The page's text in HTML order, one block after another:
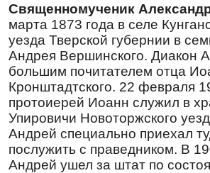
Священномученик
марта 1873 года в селе
уезда Тверской губернии в
Андрея Вершинского. Диакон
большим почитателем отца
Кронштадтского. 22 февраля
протоиерей Иоанн служил в
Упировичи Новоторжского
Андрей специально приехал
послужить с праведником. В
Андрей ушел за штат по